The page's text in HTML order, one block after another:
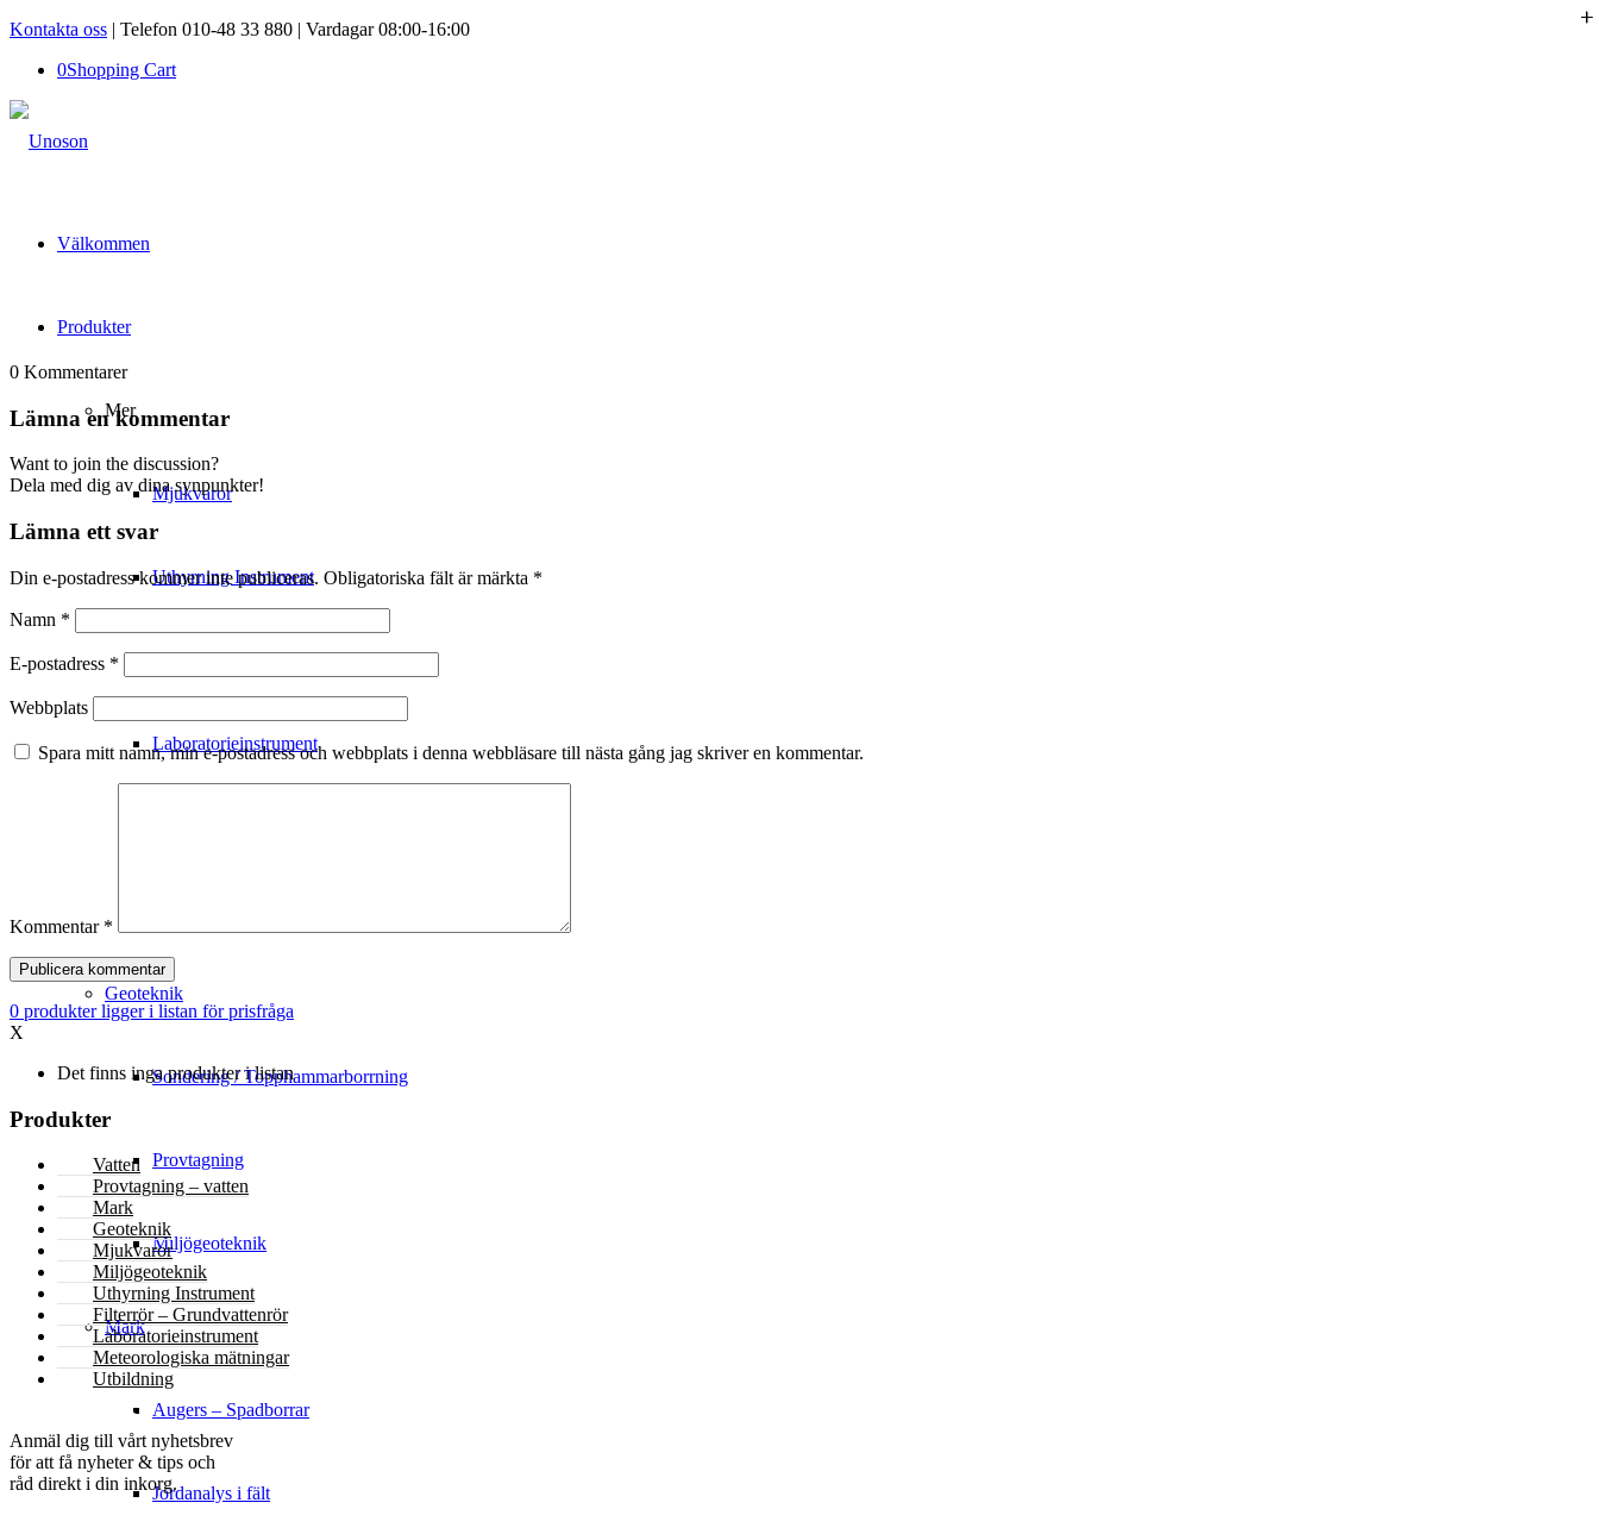
Kontakta oss | Telefon 010-48 33 880 | Vardagar 08:00-16:00
0Shopping Cart
Välkommen
Produkter
Mer
Mjukvaror
Uthyrning Instrument
Filterrör – Grundvattenrör
Laboratorieinstrument
Geoteknik
Sondering / Topphammarborrning
Provtagning
Miljögeoteknik
Mark
Augers – Spadborrar
Jordanalys i fält
0 Kommentarer
Lämna en kommentar
Want to join the discussion?
Dela med dig av dina synpunkter!
Lämna ett svar
Din e-postadress kommer inte publiceras. Obligatoriska fält är märkta *
Namn *
E-postadress *
Webbplats
Spara mitt namn, min e-postadress och webbplats i denna webbläsare till nästa gång jag skriver en kommentar.
Kommentar *
0 produkterligger i listan för prisfråga
X
Det finns inga produkter i listan
Produkter
Vatten
Provtagning – vatten
Mark
Geoteknik
Mjukvaror
Miljögeoteknik
Uthyrning Instrument
Filterrör – Grundvattenrör
Laboratorieinstrument
Meteorologiska mätningar
Utbildning
NYHETSBREV
Anmäl dig till vårt nyhetsbrev
för att få nyheter & tips och
råd direkt i din inkorg.